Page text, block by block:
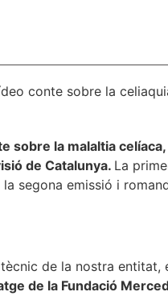
sobre la malaltia celíaca,
de Catalunya. La
segona emissió i
de la nostra entitat,
de la Fundació